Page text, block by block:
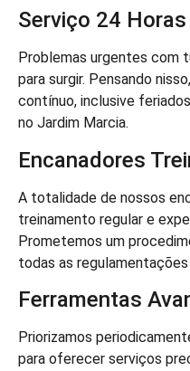
Serviço 24 Horas
Problemas urgentes com
para surgir. Pensando
contínuo, inclusive
no Jardim Marcia.
Encanadores
A totalidade de nossos
treinamento regular e
Prometemos um
todas as
Ferramentas
Priorizamos
para oferecer serviços